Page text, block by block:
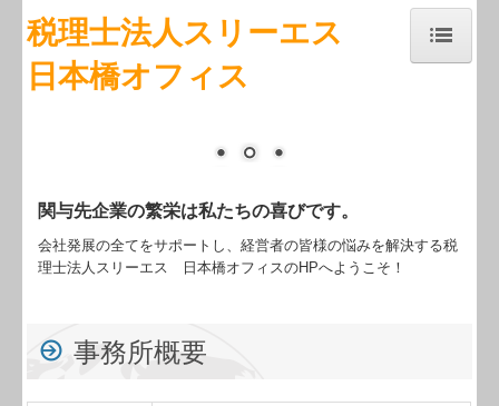
トップページ
業務案内
税理士法人スリーエス
日本橋オフィス
関与先企業の繁栄は私たちの喜びです。
会社発展の全てをサポートし、経営者の皆様の悩みを解決する税
理士法人スリーエス 日本橋オフィスのHPへようこそ！
事務所概要